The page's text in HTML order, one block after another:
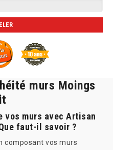
murs Moings
vos murs avec Artisan
faut-il savoir ?
composant vos murs